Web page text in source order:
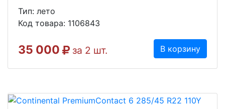
Тип: лето
Код товара: 1106843
35 000 за 2 шт. В корзину